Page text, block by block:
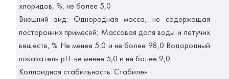
хлоридов, %, не более 5,0
Внешний вид: Однородная масса, не содержащая
посторонних примесей; Массовая доля воды и летучих
веществ, % Не менее 5,0 и не более 98,0 Водородный
показатель рН: не менее 5,0 и не более 9,0
Коллоидная стабильность: Стабилен